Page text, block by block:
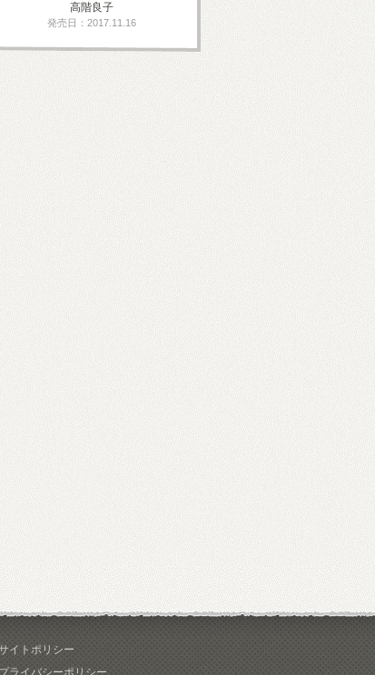
高階良子
発売日：2017.11.16
イトポリシー
プライバシーポリシー